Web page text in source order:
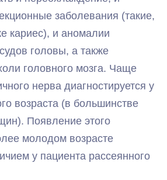
заболевания (такие,
кариес), и аномалии
головы, а также
головного мозга. Чаще
нерва диагностируется у
возраста (в большинстве
Появление этого
молодом возрасте
у пациента рассеянного